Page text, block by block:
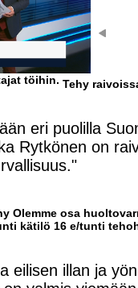
töihin. Tehy
eri puolilla
Rytkönen on
Olemme osa
kätilö 16 e/tunti
eilisen illan ja